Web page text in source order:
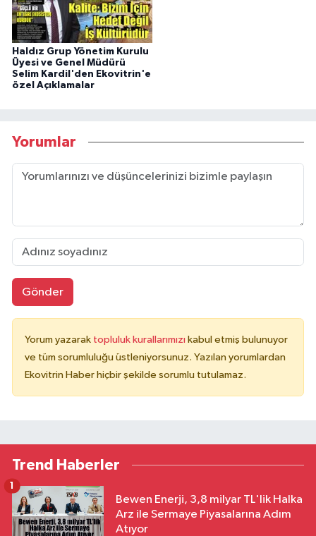
Haldız Grup Yönetim Kurulu
Üyesi ve Genel Müdürü
Selim Kardil'den Ekovitrin'e
özel Açıklamalar
Yorumlar
Gönder
Yorum yazarak topluluk kurallarımızı kabul etmiş bulunuyor
ve tüm sorumluluğu üstleniyorsunuz. Yazılan yorumlardan
Ekovitrin Haber hiçbir şekilde sorumlu tutulamaz.
Trend Haberler
Bewen Enerji, 3,8 milyar TL'lik Halka
Arz ile Sermaye Piyasalarına Adım
Atıyor
1